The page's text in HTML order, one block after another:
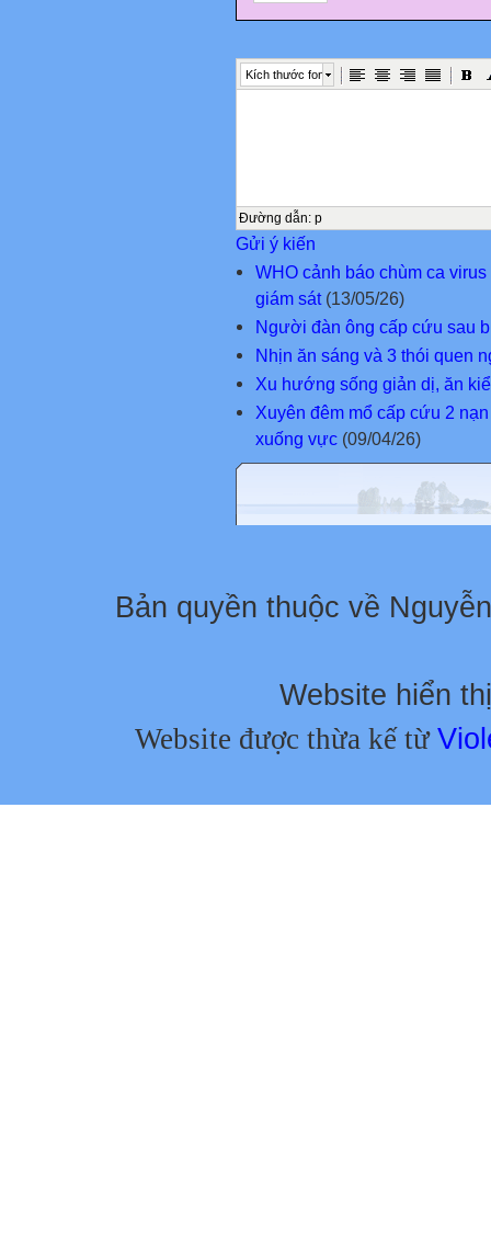
Kích thước font
Đường dẫn: p
Gửi ý kiến
WHO cảnh báo chùm ca
giám sát(13/05/26)
Người đàn ông cấp cứu sau
Nhịn ăn sáng và 3 thói quen
Xu hướng sống giản dị, ăn
Xuyên đêm mổ cấp cứu 2
xuống vực (09/04/26)
Bản quyền thuộc về
Website hiển
Website được thừa kế từ